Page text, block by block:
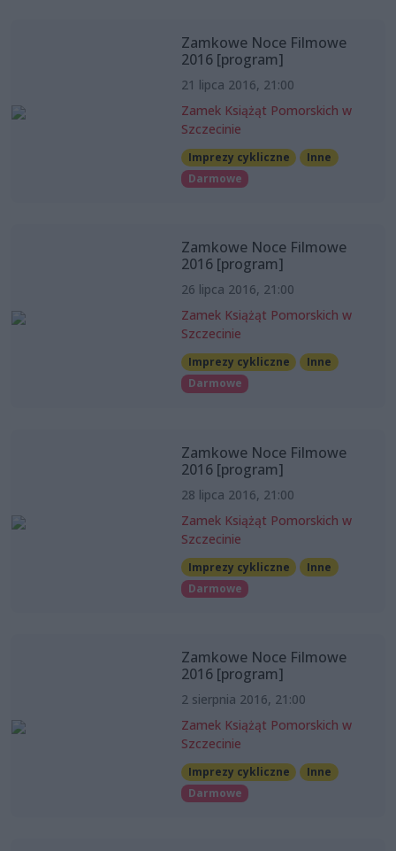
Zamkowe Noce Filmowe
2016 [program]
21 lipca 2016, 21:00
Zamek Książąt Pomorskich w
Szczecinie
Imprezy cykliczne
Inne
Darmowe
Zamkowe Noce Filmowe
2016 [program]
26 lipca 2016, 21:00
Zamek Książąt Pomorskich w
Szczecinie
Imprezy cykliczne
Inne
Darmowe
Zamkowe Noce Filmowe
2016 [program]
28 lipca 2016, 21:00
Zamek Książąt Pomorskich w
Szczecinie
Imprezy cykliczne
Inne
Darmowe
Zamkowe Noce Filmowe
2016 [program]
2 sierpnia 2016, 21:00
Zamek Książąt Pomorskich w
Szczecinie
Imprezy cykliczne
Inne
Darmowe